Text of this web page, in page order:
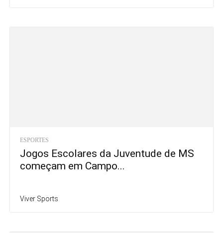
ESPORTES
Jogos Escolares da Juventude de MS
começam em Campo...
Viver Sports